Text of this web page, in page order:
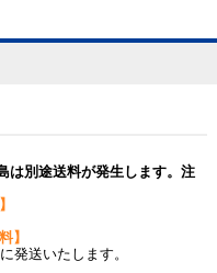
は別途送料が発生します。注
】
発送いたします。